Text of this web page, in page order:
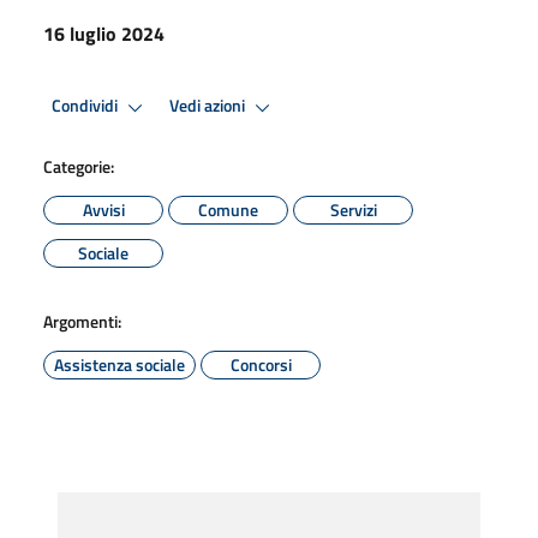
16 luglio 2024
Condividi Vedi azioni
Categorie:
Avvisi
Comune
Servizi
Sociale
Argomenti:
Assistenza sociale
Concorsi